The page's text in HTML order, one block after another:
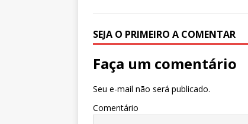
SEJA O PRIMEIRO A COMENTAR
Faça um comentário
Seu e-mail não será publicado.
Comentário